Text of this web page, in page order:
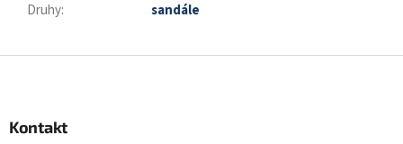
Druhy: sandále
Kontakt